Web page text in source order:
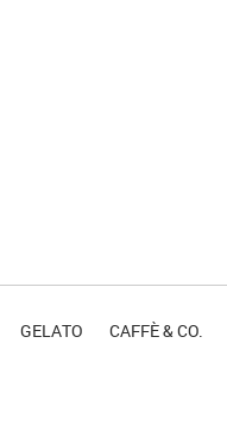
GELATO CAFFÈ & CO.